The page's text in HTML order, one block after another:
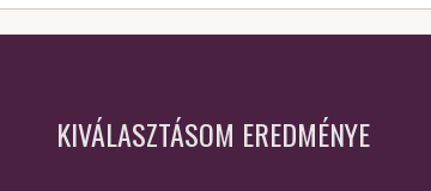
KIVÁLASZTÁSOM EREDMÉNYE